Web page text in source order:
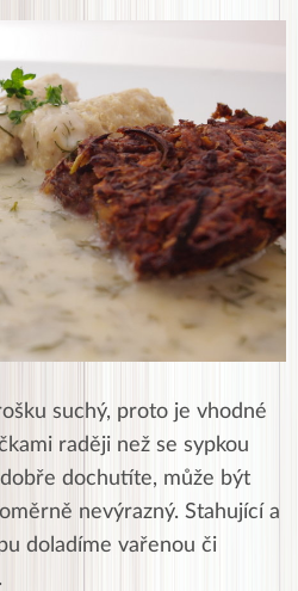
suchý, proto je vhodné
raději než se sypkou
dochutíte, může být
nevýrazný. Stahující a
doladíme vařenou či